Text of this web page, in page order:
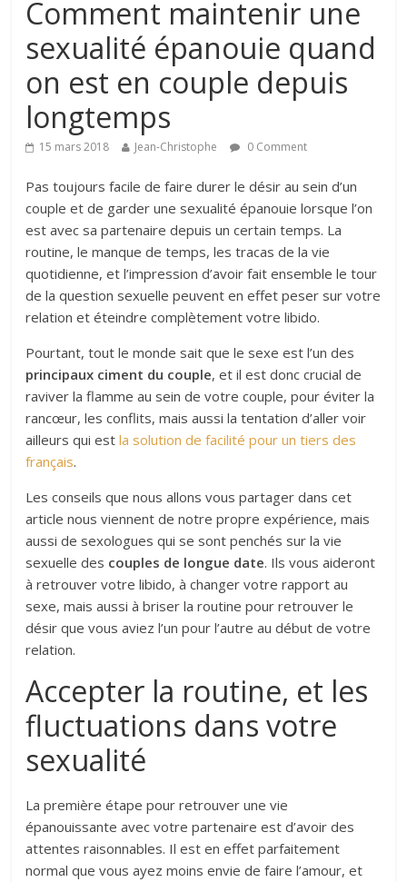
Comment maintenir une
sexualité épanouie quand
on est en couple depuis
longtemps
15 mars 2018 Jean-Christophe 0 Comment
Pas toujours facile de faire durer le désir au sein d’un
couple et de garder une sexualité épanouie lorsque l’on
est avec sa partenaire depuis un certain temps. La
routine, le manque de temps, les tracas de la vie
quotidienne, et l’impression d’avoir fait ensemble le tour
de la question sexuelle peuvent en effet peser sur votre
relation et éteindre complètement votre libido.
Pourtant, tout le monde sait que le sexe est l’un des
principaux ciment du couple, et il est donc crucial de
raviver la flamme au sein de votre couple, pour éviter la
rancœur, les conflits, mais aussi la tentation d’aller voir
ailleurs qui estla solution de facilité pour un tiers des
français.
Les conseils que nous allons vous partager dans cet
article nous viennent de notre propre expérience, mais
aussi de sexologues qui se sont penchés sur la vie
sexuelle des couples de longue date. Ils vous aideront
à retrouver votre libido, à changer votre rapport au
sexe, mais aussi à briser la routine pour retrouver le
désir que vous aviez l’un pour l’autre au début de votre
relation.
Accepter la routine, et les
fluctuations dans votre
sexualité
La première étape pour retrouver une vie
épanouissante avec votre partenaire est d’avoir des
attentes raisonnables. Il est en effet parfaitement
normal que vous ayez moins envie de faire l’amour, et